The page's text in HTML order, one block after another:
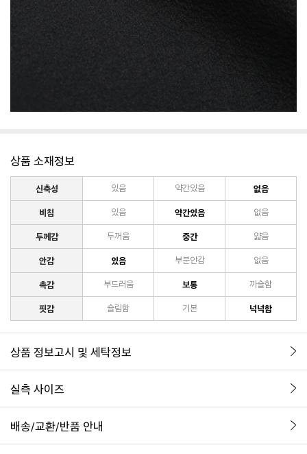
상품 소재정보
신축성 있음 약간있음 없음
비침 있음 약간있음 없음
두께감 두꺼움 중간 얇음
안감 있음 부분안감 없음
촉감 부드러움 보통 까슬함
핏감 슬림함 기본 넉넉함
상품 정보고시 및 세탁정보
실측 사이즈
배송/교환/반품 안내